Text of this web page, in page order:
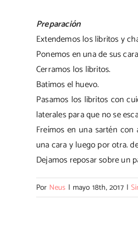
Preparación
Extendemos los libritos y
Ponemos en una de sus
Cerramos los libritos.
Batimos el huevo.
Pasamos los libritos con
laterales para que no se
Freímos en una sartén
una cara y luego por otra.
Dejamos reposar sobre un
Por Neus | mayo 18th, 2017 |